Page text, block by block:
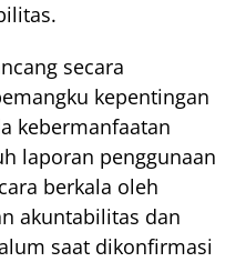
secara
kepentingan
kebermanfaatan
laporan penggunaan
berkala oleh
akuntabilitas dan
saat dikonfirmasi